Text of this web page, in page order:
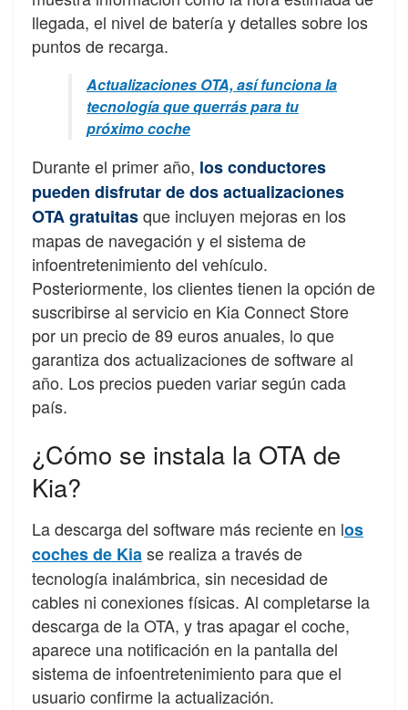
llegada, el nivel de batería y detalles sobre los
puntos de recarga.
Actualizaciones OTA, así funciona la
tecnología que querrás para tu
próximo coche
Durante el primer año, los conductores
pueden disfrutar de dos actualizaciones
OTA gratuitasque incluyen mejoras en los
mapas de navegación y el sistema de
infoentretenimiento del vehículo.
Posteriormente, los clientes tienen la opción de
suscribirse al servicio en Kia Connect Store
por un precio de 89 euros anuales, lo que
garantiza dos actualizaciones de software al
año. Los precios pueden variar según cada
país.
¿Cómo se instala la OTA de
Kia?
La descarga del software más reciente en los
coches de Kiase realiza a través de
tecnología inalámbrica, sin necesidad de
cables ni conexiones físicas. Al completarse la
descarga de la OTA, y tras apagar el coche,
aparece una notificación en la pantalla del
sistema de infoentretenimiento para que el
usuario confirme la actualización.